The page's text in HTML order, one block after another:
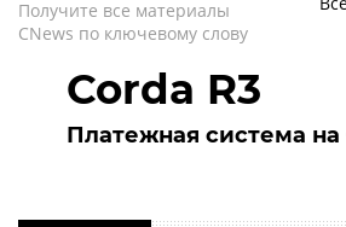
Получите все материалы
CNews по ключевому слову
Corda R3
Платежная система